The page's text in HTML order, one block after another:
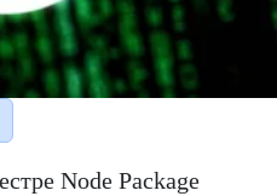
Node Package